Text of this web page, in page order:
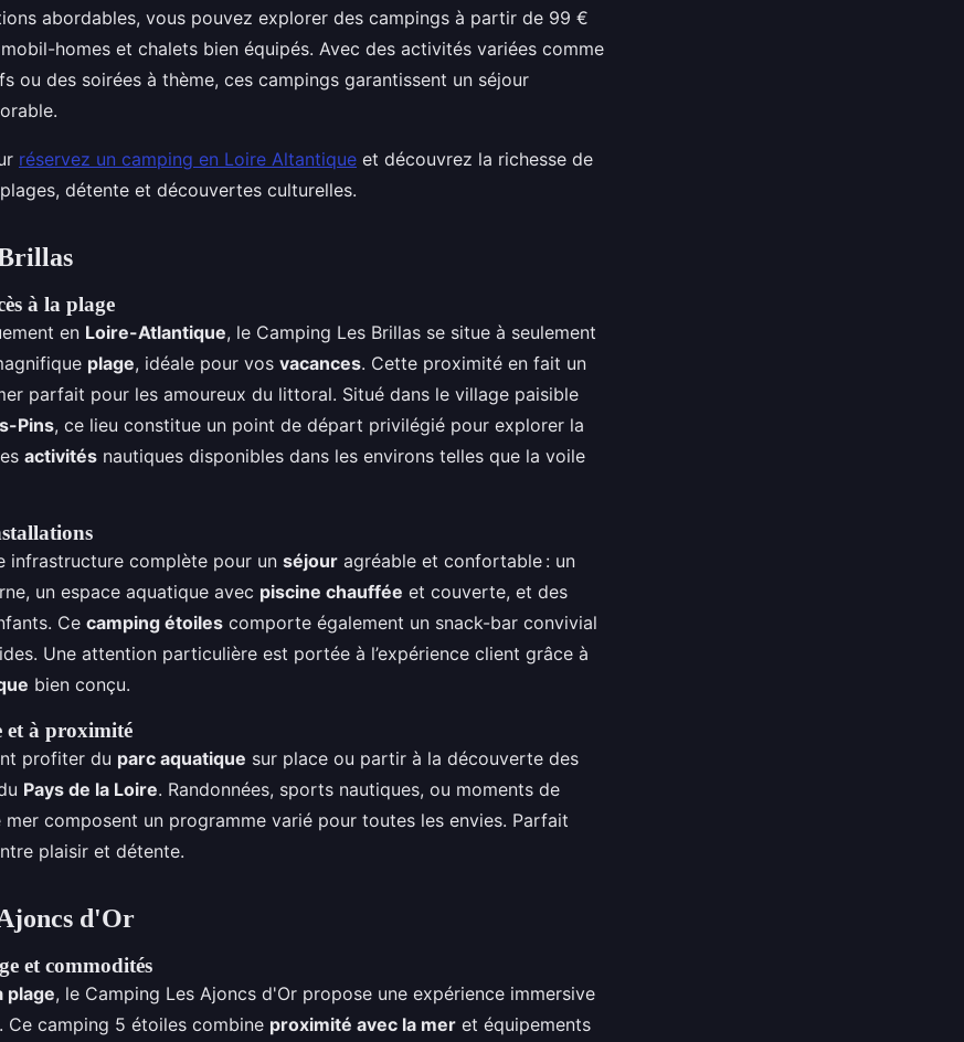
abordables, vous pouvez explorer des campings à partir de 99 €
homes et chalets bien équipés. Avec des activités variées comme
ou des soirées à thème, ces campings garantissent un séjour
réservez un camping en Loire Altantique et découvrez la richesse de
détente et découvertes culturelles.
à la plage
en Loire-Atlantique, le Camping Les Brillas se situe à seulement
plage, idéale pour vos vacances. Cette proximité en fait un
parfait pour les amoureux du littoral. Situé dans le village paisible
Pins, ce lieu constitue un point de départ privilégié pour explorer la
activités nautiques disponibles dans les environs telles que la voile
infrastructure complète pour un séjour agréable et confortable : un
un espace aquatique avec piscine chauffée et couverte, et des
Ce camping étoiles comporte également un snack-bar convivial
Une attention particulière est portée à l’expérience client grâce à
bien conçu.
et à proximité
profiter du parc aquatique sur place ou partir à la découverte des
Pays de la Loire. Randonnées, sports nautiques, ou moments de
composent un programme varié pour toutes les envies. Parfait
plaisir et détente.
d'Or
et commodités
plage, le Camping Les Ajoncs d'Or propose une expérience immersive
Ce camping 5 étoiles combine proximité avec la mer et équipements